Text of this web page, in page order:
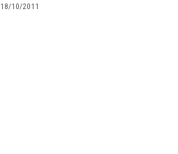
18/10/2011